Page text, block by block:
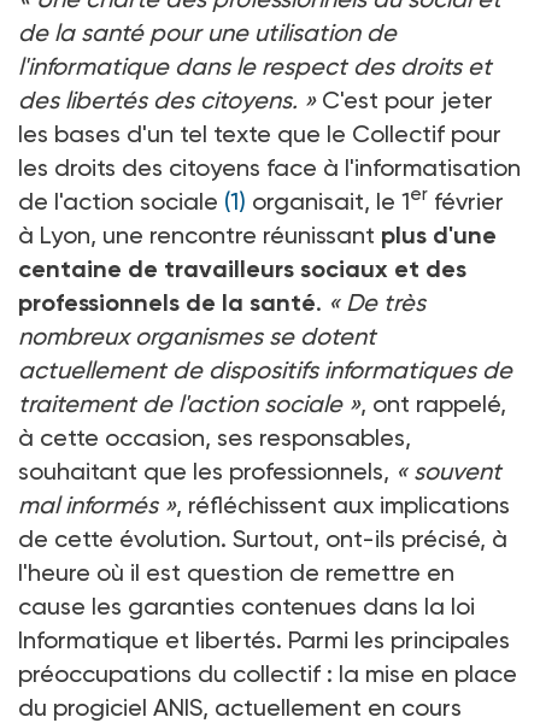
de la santé pour une utilisation de
l'informatique dans le respect des droits et
des libertés des citoyens. » C'est pour jeter
les bases d'un tel texte que le Collectif pour
les droits des citoyens face à l'informatisation
de l'action sociale (1) organisait, le 1er février
à Lyon, une rencontre réunissant plus d'une
centaine de travailleurs sociaux et des
professionnels de la santé. « De très
nombreux organismes se dotent
actuellement de dispositifs informatiques de
traitement de l'action sociale », ont rappelé,
à cette occasion, ses responsables,
souhaitant que les professionnels, « souvent
mal informés », réfléchissent aux implications
de cette évolution. Surtout, ont-ils précisé, à
l'heure où il est question de remettre en
cause les garanties contenues dans la loi
Informatique et libertés. Parmi les principales
préoccupations du collectif : la mise en place
du progiciel ANIS, actuellement en cours